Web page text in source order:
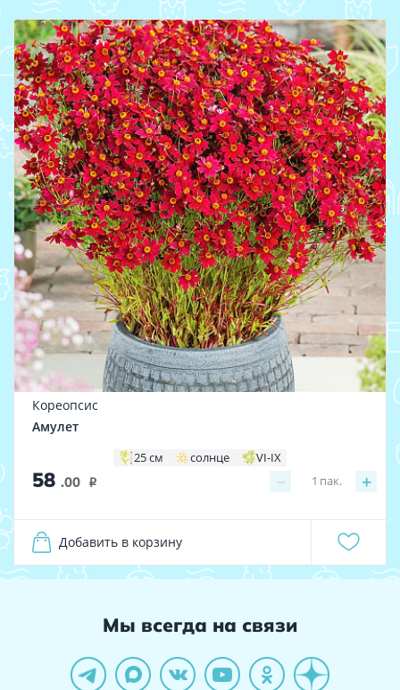
Кореопсис
Амулет
25 см солнце VI-IX
58 .00 i − +
1 пак.
Добавить в корзину
Мы всегда на связи